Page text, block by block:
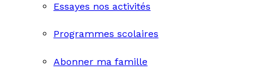
Essayes nos activités
Programmes scolaires
Abonner ma famille